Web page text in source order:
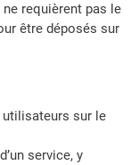
requièrent pas le
être déposés sur
sur le
service, y